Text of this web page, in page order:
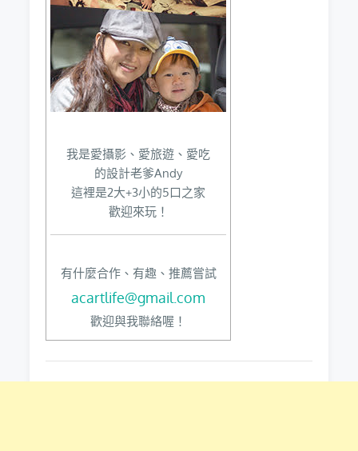
我是愛攝影、愛旅遊、愛吃
的設計老爹Andy
這裡是2大+3小的5口之家
歡迎來玩！
有什麼合作、有趣、推薦嘗試
acartlife@gmail.com
歡迎與我聯絡喔！